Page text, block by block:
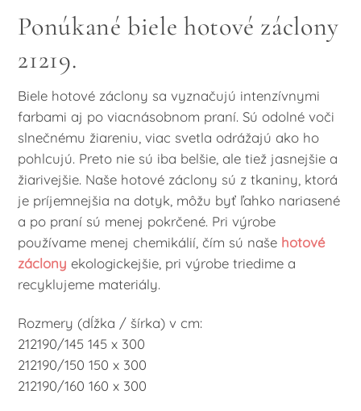
Ponúkané biele hotové záclony
21219.
Biele hotové záclony sa vyznačujú intenzívnymi
farbami aj po viacnásobnom praní. Sú odolné voči
slnečnému žiareniu, viac svetla odrážajú ako ho
pohlcujú. Preto nie sú iba belšie, ale tiež jasnejšie a
žiarivejšie. Naše hotové záclony sú z tkaniny, ktorá
je príjemnejšia na dotyk, môžu byť ľahko nariasené
a po praní sú menej pokrčené. Pri výrobe
používame menej chemikálií, čím sú naše hotové
záclony ekologickejšie, pri výrobe triedime a
recyklujeme materiály.
Rozmery (dĺžka / šírka) v cm:
212190/145 145 x 300
212190/150 150 x 300
212190/160 160 x 300